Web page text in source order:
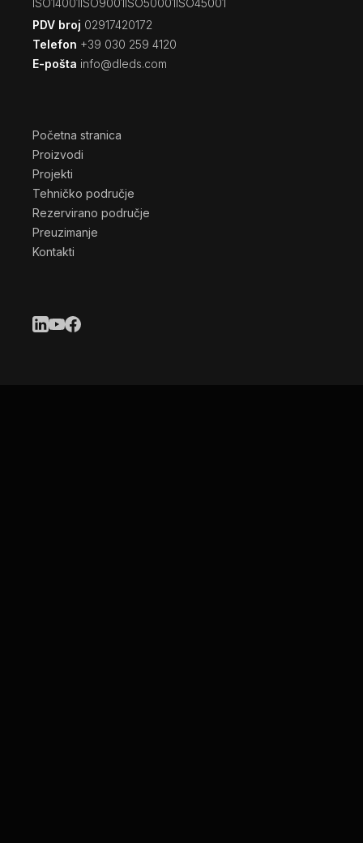
ISO14001 ISO9001 ISO50001 ISO45001
PDV broj 02917420172
Telefon +39 030 259 4120
E-pošta info@dleds.com
Početna stranica
Proizvodi
Projekti
Tehničko područje
Rezervirano područje
Preuzimanje
Kontakti